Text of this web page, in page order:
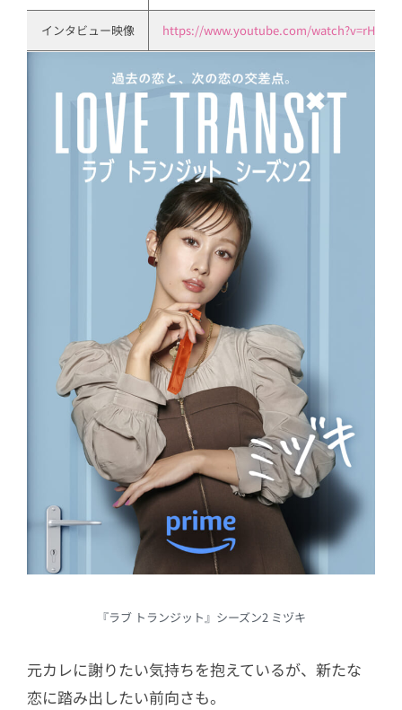
インタビュー映像 https://www.youtube.com/
『ラブ トランジット』シーズン2 ミヅキ
元カレに謝りたい気持ちを抱えているが、新たな
恋に踏み出したい前向さも。